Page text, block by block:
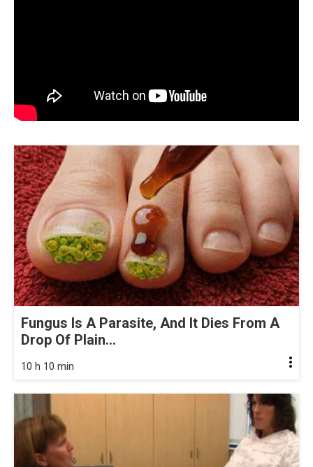
Fungus Is A Parasite, And It Dies From A
Drop Of Plain...
10 h 10 min